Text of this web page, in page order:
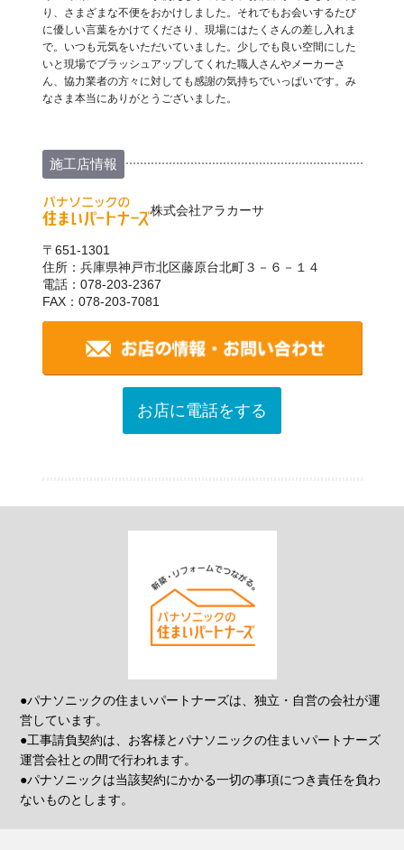
り、さまざまな不便をおかけしました。それでもお会いするたび
に優しい言葉をかけてくださり、現場にはたくさんの差し入れま
で。いつも元気をいただいていました。少しでも良い空間にした
いと現場でブラッシュアップしてくれた職人さんやメーカーさ
ん、協力業者の方々に対しても感謝の気持ちでいっぱいです。み
なさま本当にありがとうございました。
施工店情報
株式会社アラカーサ
〒651-1301
住所：兵庫県神戸市北区藤原台北町３－６－１４
電話：078-203-2367
FAX：078-203-7081
お店に電話をする
●パナソニックの住まいパートナーズは、独立・自営の会社が運
営しています。
●工事請負契約は、お客様とパナソニックの住まいパートナーズ
運営会社との間で行われます。
●パナソニックは当該契約にかかる一切の事項につき責任を負わ
ないものとします。